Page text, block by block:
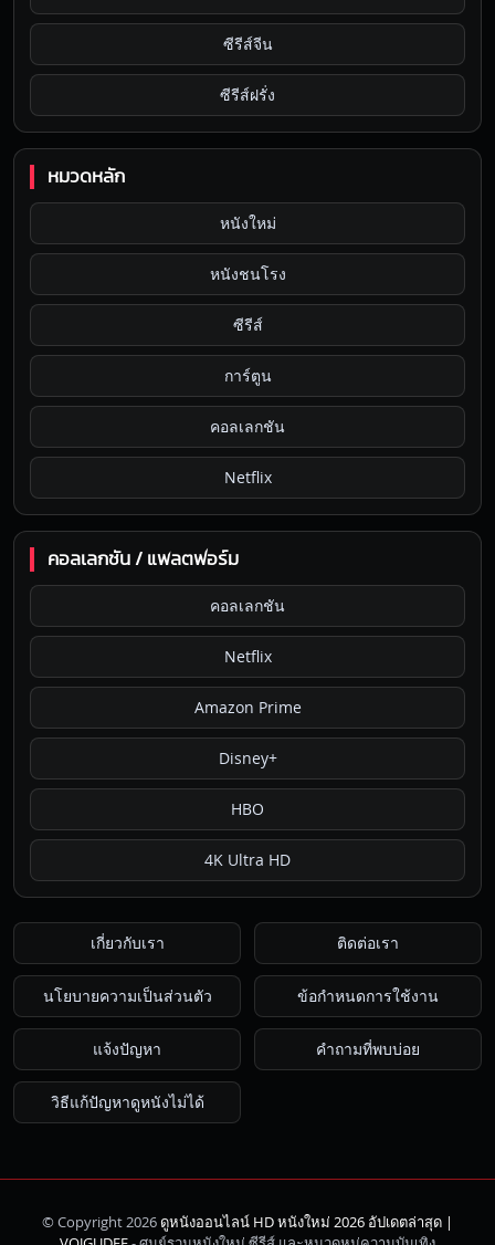
ซีรีส์จีน
ซีรีส์ฝรั่ง
หมวดหลัก
หนังใหม่
หนังชนโรง
ซีรีส์
การ์ตูน
คอลเลกชัน
Netflix
คอลเลกชัน / แพลตฟอร์ม
คอลเลกชัน
Netflix
Amazon Prime
Disney+
HBO
4K Ultra HD
เกี่ยวกับเรา ติดต่อเรา
นโยบายความเป็นส่วนตัว ข้อกำหนดการใช้งาน
แจ้งปัญหา คำถามที่พบบ่อย
วิธีแก้ปัญหาดูหนังไม่ได้
© Copyright 2026ดูหนังออนไลน์ HD หนังใหม่ 2026 อัปเดตล่าสุด |
ค้นหา